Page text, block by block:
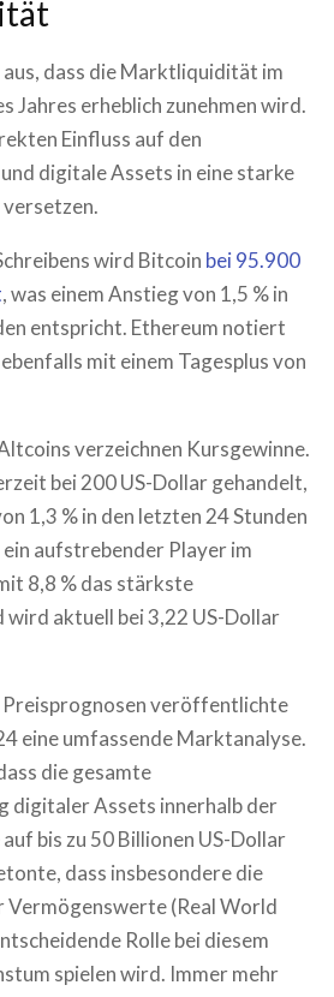
dass die Marktliquidität im
Jahres erheblich zunehmen wird.
Einfluss auf den
digitale Assets in eine starke
wird Bitcoin bei 95.900
, was einem Anstieg von 1,5 % in
entspricht. Ethereum notiert
mit einem Tagesplus von
verzeichnen Kursgewinne.
bei 200 US-Dollar gehandelt,
1,3 % in den letzten 24 Stunden
ein aufstrebender Player im
8,8 % das stärkste
wird aktuell bei 3,22 US-Dollar
Preisprognosen veröffentlichte
eine umfassende Marktanalyse.
die gesamte
digitaler Assets innerhalb der
bis zu 50 Billionen US-Dollar
dass insbesondere die
Vermögenswerte (Real World
Rolle bei diesem
spielen wird. Immer mehr